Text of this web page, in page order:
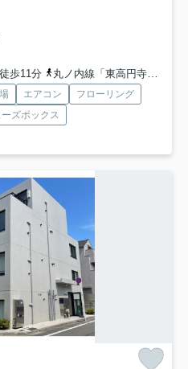
歩11分
丸ノ内線「東高円寺」駅 徒歩18分
エアコン
フローリング
ズボックス